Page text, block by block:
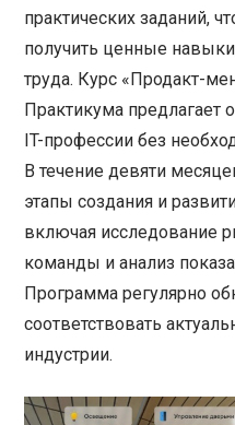
практических заданий,
получить ценные
труда. Курс «Продакт-
Практикума предлагает
IT-профессии без
В течение девяти
этапы создания и
включая исследование
команды и анализ
Программа регулярно
соответствовать
индустрии.